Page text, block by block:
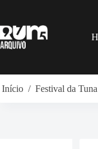
o
conteúdo
Início / Festival da